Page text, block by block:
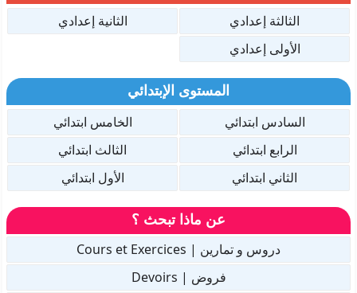
الثالثة إعدادي
الثانية إعدادي
الأولى إعدادي
المستوى الإبتدائي
السادس ابتدائي
الخامس ابتدائي
الرابع ابتدائي
الثالث ابتدائي
الثاني ابتدائي
الأول ابتدائي
عن ماذا تبحث ؟
دروس و تمارين | Cours et Exercices
فروض | Devoirs